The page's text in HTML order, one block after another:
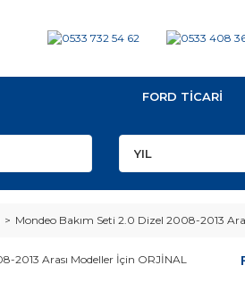
FORD TİCARİ
Mondeo Bakım Seti 2.0 Dizel 2008-2013